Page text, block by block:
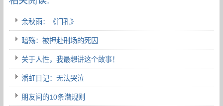
余秋雨：《门孔》
暗殇：被押赴刑场的死囚
关于人性，我最想讲这个故事！
潘虹日记：无法哭泣
朋友间的10条潜规则